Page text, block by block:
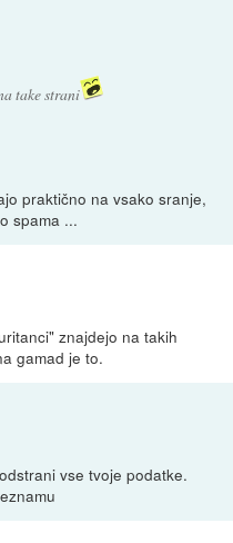
take strani
praktično na vsako sranje,
spama ...
znajdejo na takih
gamad je to.
vse tvoje podatke.